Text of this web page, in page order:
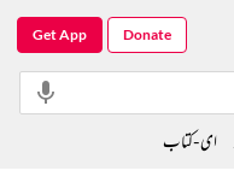
Get App Donate
ای-کتاب